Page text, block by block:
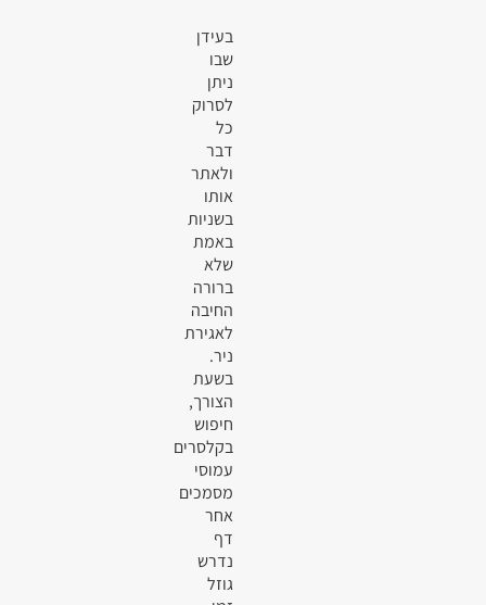
בעידן
שבו
ניתן
לסרוק
כל
דבר
ולאתר
אותו
בשניות
באמת
שלא
ברורה
החיבה
לאגירת
ניר.
בשעת
הצורך,
חיפוש
בקלסרים
עמוסי
מסמכים
אחר
דף
נדרש
גוזל